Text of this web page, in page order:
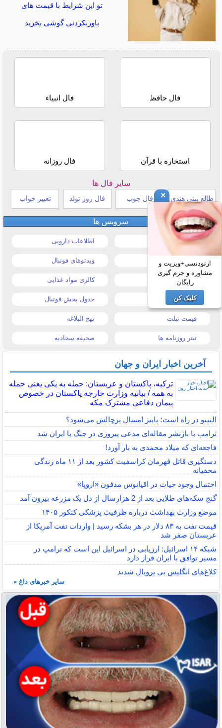
تو این شرایط با قیمت های
باورنکردنی گوشی بخرید
فال حافظ فال انبیاء
استخاره با قرآن فال روزانه
سایر فال ها
طالع بینی هندی فال چوب فال روز تولد تعبیر خواب
سرویس ها
قیمت خودرو اطلاعات دارویی
قیمت طلا و سکه ویدئوهای فوتبال
قیمت دلار کالری مواد غذایی
قیمت موبایل جدول پخش فوتبال
قیمت تبلت نهج البلاغه
تیتر روزنامه ها صحیفه سجادیه
آخرین اخبار ایران و جهان
ترکیه، پاکستان و عربستان: حمله به یکی یعنی حمله
به همه / بیانیه وزارت خارجه پاکستان در خصوص
پیمان دفاعی مشترک مکه
النینو در راه است؛ پاییز امسال پرچالش می‌شود؟
ترامپ با بازنشر مقاله‌ای مدعی پیروزی در جنگ با ایران شد
فاجعه‌ای که میلاد محمدی به بار آورد!
دستگیری قاتل قهرمان کراسفیت کشور بعد از ۱۱ ماه زندگی
مخفیانه
احتمال وجود حیات در اقیانوس مدفون «اروپا»
گنج سکه‌های طلایی بعد از 2 هزارسال از دل یک مزرعه بیرون آمد
موضع وزارت بهداشت درباره ظرفیت پزشکی کنکور ۱۴۰۵
قیمت نفت به ۸۳ دلار در هر بشکه رسید | واردات نفت آمریکا از
عربستان صفر شد
شبکه ۱۴ اسرائیل: ارزیابی در اسرائیل این است که ترامپ در
مسیر توافق با ایران قرار دارد
کلاغ‌های انگلیس بی پروبال شدند
سایر خبرهای داغ »
×
ارتودنسی+ویزیت و
مشاوره و جرم گیری
رایگان
کلیک کن